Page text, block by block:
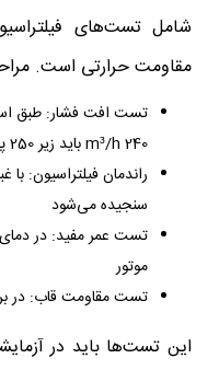
شامل تست‌های
مقاومت حرارتی است.
240 m³/h باید زیر 250 پاسکال باشد
سنجیده می‌شود
موتور
تست مقاومت قاب: در
این تست‌ها باید در